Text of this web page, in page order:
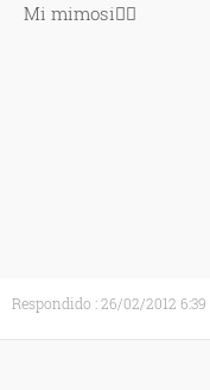
Mi mimosi🐱‍👓
Respondido : 26/02/2012 6:39